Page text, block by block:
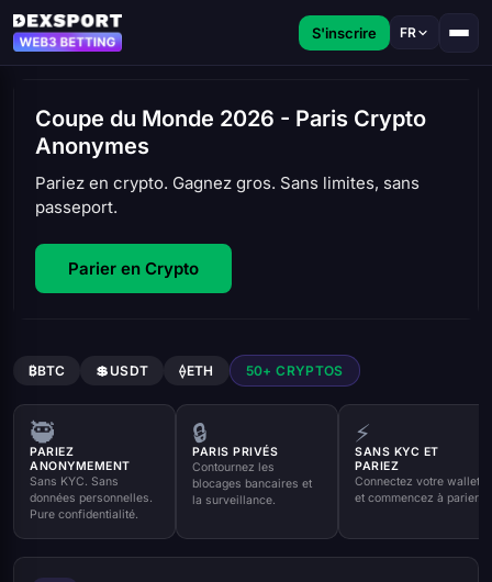
S'inscrire FR
Coupe du Monde 2026 - Paris Crypto
Anonymes
Pariez en crypto. Gagnez gros. Sans limites, sans
passeport.
Parier en Crypto
₿BTC 💲USDT ⟠ETH 50+ CRYPTOS
🥷
PARIEZ
ANONYMEMENT
Sans KYC. Sans
données personnelles.
Pure confidentialité.
🔒
PARIS PRIVÉS
Contournez les
blocages bancaires et
la surveillance.
⚡
SANS KYC ET
PARIEZ
Connectez votre wallet
et commencez à parier.